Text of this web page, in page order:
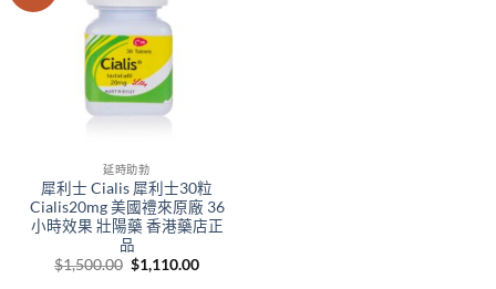
延時助勃
犀利士 Cialis 犀利士30粒
Cialis20mg 美國禮來原廠 36
小時效果 壯陽藥 香港藥店正
品
$1,500.00 Original
price
$1,110.00Current